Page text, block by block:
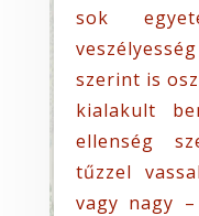
sok
szerint is
kialakult
ellenség
tűzzel
vagy nagy